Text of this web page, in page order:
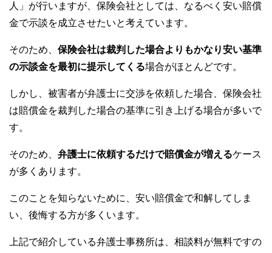
人」が行いますが、保険会社としては、なるべく安い賠償
金で示談を成立させたいと考えています。
そのため、 保険会社は裁判した場合よりもかなり安い基準
の示談金を最初に提示してくる場合がほとんどです。
しかし、被害者が弁護士に交渉を依頼した場合、保険会社
は賠償金を裁判した場合の基準に引き上げる場合が多いで
す。
そのため、 弁護士に依頼するだけで賠償金が増えるケース
が多くあります。
このことを知らないために、安い賠償金で和解してしま
い、後悔する方が多くいます。
上記で紹介している弁護士事務所は、相談料が無料ですの